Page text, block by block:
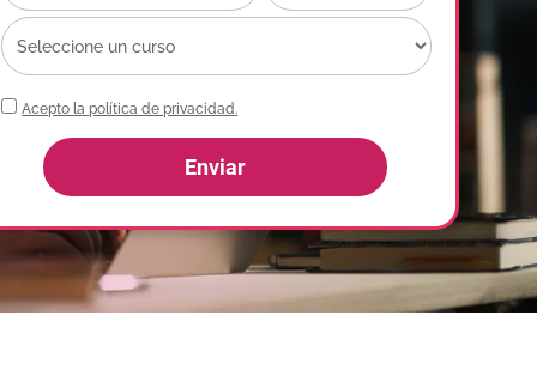
Acepto la política de privacidad.
Enviar